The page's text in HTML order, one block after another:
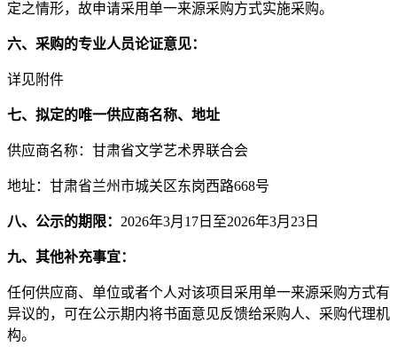
定之情形，故申请采用单一来源采购方式实施采购。
六、采购的专业人员论证意见：
详见附件
七、拟定的唯一供应商名称、地址
供应商名称：甘肃省文学艺术界联合会
地址： ‌甘肃省兰州市城关区东岗西路668号‌
八、公示的期限： 2026年3月17日至2026年3月23日
九、其他补充事宜：
任何供应商、单位或者个人对该项目采用单一来源采购方式有
异议的，可在公示期内将书面意见反馈给采购人、采购代理机
构。